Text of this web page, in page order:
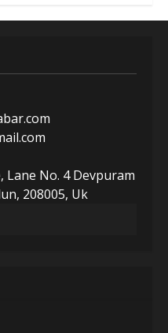
Lane No. 4 Devpuram
208005, Uk